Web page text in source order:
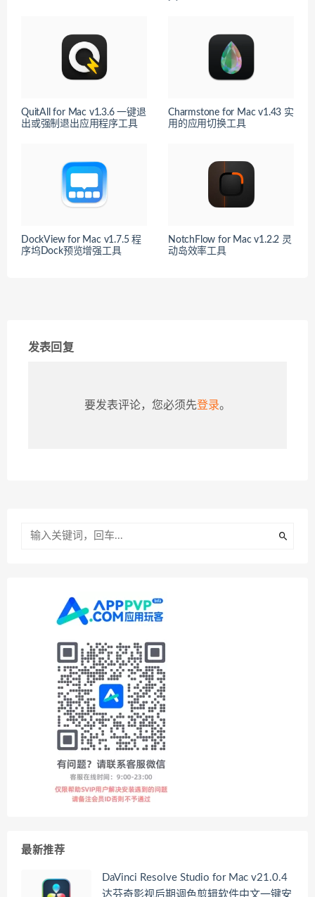
QuitAll for Mac v1.3.6 一键退
出或强制退出应用程序工具
Charmstone for Mac v1.43 实
用的应用切换工具
DockView for Mac v1.7.5 程
序坞Dock预览增强工具
NotchFlow for Mac v1.2.2 灵
动岛效率工具
发表回复
要发表评论，您必须先登录。
最新推荐
DaVinci Resolve Studio for Mac v21.0.4
达芬奇影视后期调色剪辑软件中文一键安